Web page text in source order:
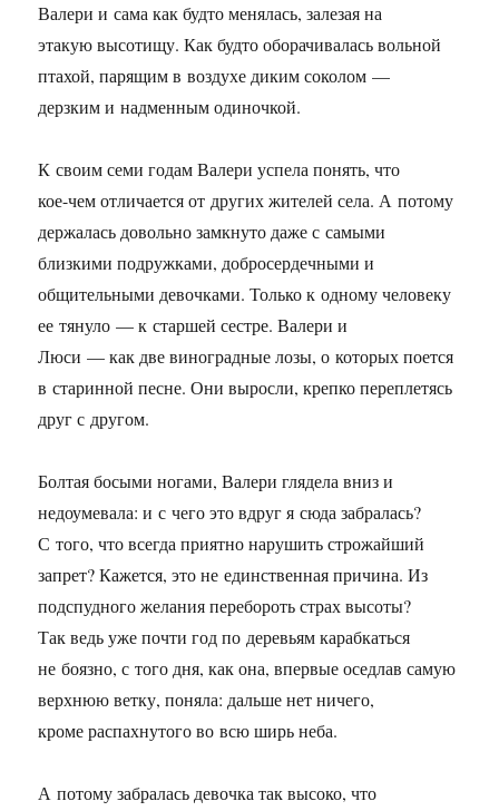
Валери и сама как будто менялась, залезая на
этакую высотищу. Как будто оборачивалась вольной
птахой, парящим в воздухе диким соколом —
дерзким и надменным одиночкой.
К своим семи годам Валери успела понять, что
кое-чем отличается от других жителей села. А потому
держалась довольно замкнуто даже с самыми
близкими подружками, добросердечными и
общительными девочками. Только к одному человеку
ее тянуло — к старшей сестре. Валери и
Люси — как две виноградные лозы, о которых поется
в старинной песне. Они выросли, крепко переплетясь
друг с другом.
Болтая босыми ногами, Валери глядела вниз и
недоумевала: и с чего это вдруг я сюда забралась?
С того, что всегда приятно нарушить строжайший
запрет? Кажется, это не единственная причина. Из
подспудного желания перебороть страх высоты?
Так ведь уже почти год по деревьям карабкаться
не боязно, с того дня, как она, впервые оседлав самую
верхнюю ветку, поняла: дальше нет ничего,
кроме распахнутого во всю ширь неба.
А потому забралась девочка так высоко, что